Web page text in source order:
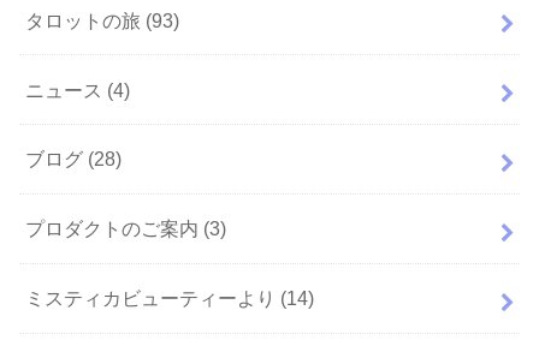
タロットの旅 (93)
ニュース (4)
ブログ (28)
プロダクトのご案内 (3)
ミスティカビューティーより (14)